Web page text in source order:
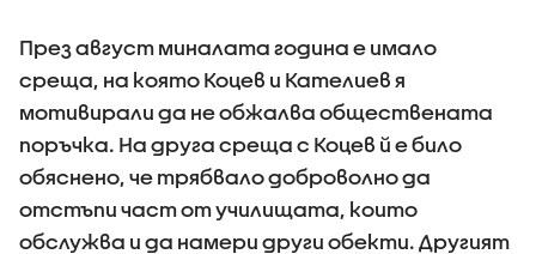
През август миналата година е имало
среща, на която Коцев и Кателиев я
мотивирали да не обжалва обществената
поръчка. На друга среща с Коцев й е било
обяснено, че трябвало доброволно да
отстъпи част от училищата, които
обслужва и да намери други обекти. Другият